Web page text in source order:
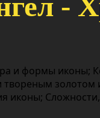
и формы иконы;